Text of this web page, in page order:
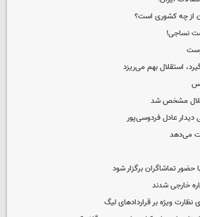
از چه کشوری است؟
نساجی!
استقلال بهم می‌ریزد
مشخص شد
عادل فردوسی‌پور
می‌دهد
تماشاگران برگزار شود
خارجی شدند
نظارت ویژه بر قراردادهای لیگ